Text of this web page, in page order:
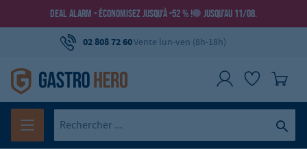
DEAL ALARM - ÉCONOMISEZ JUSQU’À -52 % ! JUSQU’AU 11/08.
02 808 72 60Vente lun-ven (8h-18h)